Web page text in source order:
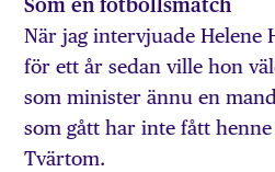
När jag intervjuade Helene
för ett år sedan ville hon
som minister ännu en
som gått har inte fått
Tvärtom.